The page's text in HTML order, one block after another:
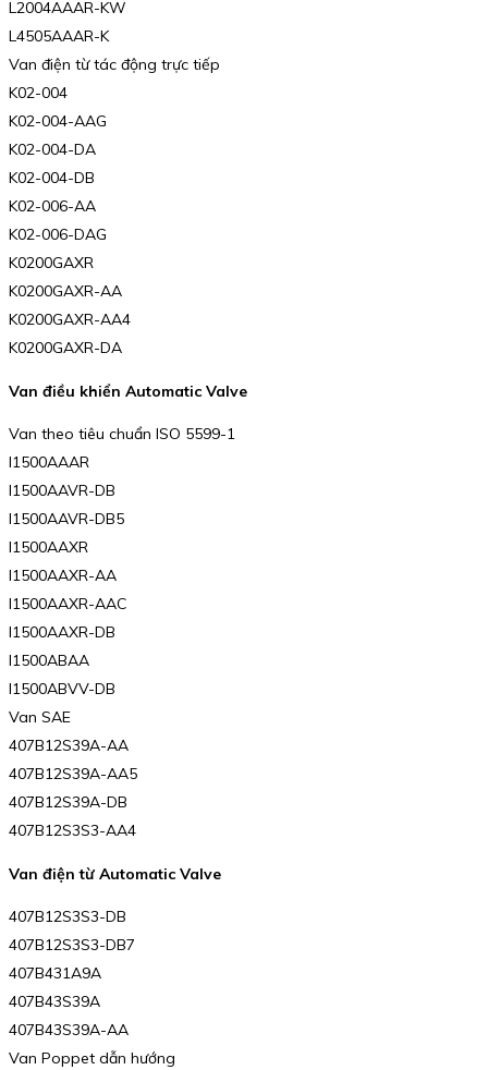
L2004AAAR-KW
L4505AAAR-K
Van điện từ tác động trực tiếp
K02-004
K02-004-AAG
K02-004-DA
K02-004-DB
K02-006-AA
K02-006-DAG
K0200GAXR
K0200GAXR-AA
K0200GAXR-AA4
K0200GAXR-DA
Van điều khiển Automatic Valve
Van theo tiêu chuẩn ISO 5599-1
I1500AAAR
I1500AAVR-DB
I1500AAVR-DB5
I1500AAXR
I1500AAXR-AA
I1500AAXR-AAC
I1500AAXR-DB
I1500ABAA
I1500ABVV-DB
Van SAE
407B12S39A-AA
407B12S39A-AA5
407B12S39A-DB
407B12S3S3-AA4
Van điện từ Automatic Valve
407B12S3S3-DB
407B12S3S3-DB7
407B431A9A
407B43S39A
407B43S39A-AA
Van Poppet dẫn hướng